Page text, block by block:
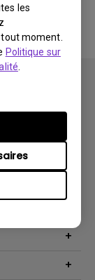
les
moment.
Politique sur